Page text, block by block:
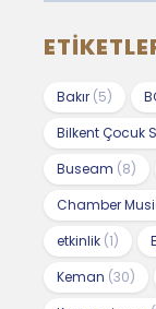
Bakır (5)
Bilkent Çocuk
Buseam (8)
Chamber
etkinlik (1)
Keman (30)